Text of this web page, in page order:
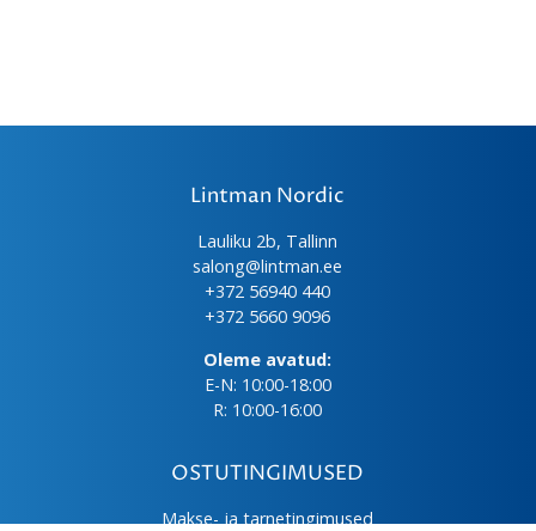
Lintman Nordic
Lauliku 2b, Tallinn
salong@lintman.ee
+372 56940 440
+372 5660 9096
Oleme avatud:
E-N: 10:00-18:00
R: 10:00-16:00
OSTUTINGIMUSED
Makse- ja tarnetingimused